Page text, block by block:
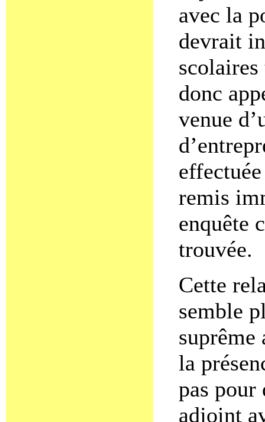
avec la
devrait
donc
venue
remis
enquête
trouvée.
Cette
semble
suprême
la
pas pour
adjoint